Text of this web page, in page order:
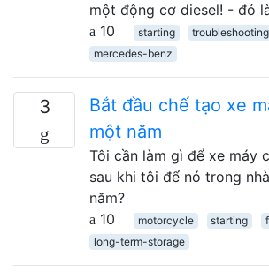
một động cơ diesel! - đó
10
starting troubleshooting
mercedes-benz
3
Bắt đầu chế tạo xe
một năm
Tôi cần làm gì để xe máy
sau khi tôi để nó trong
năm?
10
motorcycle starting
long-term-storage